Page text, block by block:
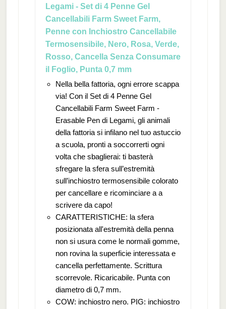
Legami - Set di 4 Penne Gel
Cancellabili Farm Sweet Farm,
Penne con Inchiostro Cancellabile
Termosensibile, Nero, Rosa, Verde,
Rosso, Cancella Senza Consumare
il Foglio, Punta 0,7 mm
Nella bella fattoria, ogni errore scappa
via! Con il Set di 4 Penne Gel
Cancellabili Farm Sweet Farm -
Erasable Pen di Legami, gli animali
della fattoria si infilano nel tuo astuccio
a scuola, pronti a soccorrerti ogni
volta che sbaglierai: ti basterà
sfregare la sfera sull’estremità
sull’inchiostro termosensibile colorato
per cancellare e ricominciare a a
scrivere da capo!
CARATTERISTICHE: la sfera
posizionata all'estremità della penna
non si usura come le normali gomme,
non rovina la superficie interessata e
cancella perfettamente. Scrittura
scorrevole. Ricaricabile. Punta con
diametro di 0,7 mm.
COW: inchiostro nero. PIG: inchiostro